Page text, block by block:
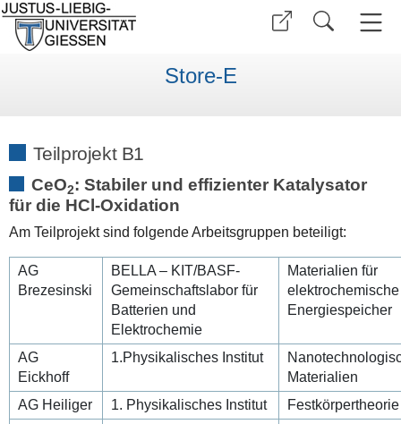
Store-E
Teilprojekt B1
CeO2: Stabiler und effizienter Katalysator
für die HCl-Oxidation
Am Teilprojekt sind folgende Arbeitsgruppen beteiligt:
AG
Brezesinski
BELLA – KIT/BASF-
Gemeinschaftslabor für
Batterien und
Elektrochemie
Materialien für
elektrochemische
Energiespeicher
AG
Eickhoff
1.Physikalisches Institut
Materialien
AG Heiliger
1. Physikalisches Institut
Festkörpertheorie